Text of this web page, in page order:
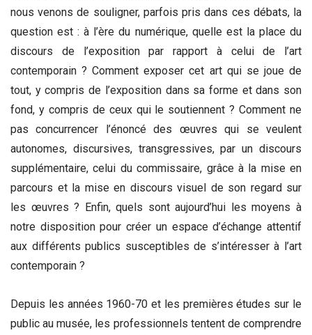
nous venons de souligner, parfois pris dans ces débats, la
question est : à l’ère du numérique, quelle est la place du
discours de l’exposition par rapport à celui de l’art
contemporain ? Comment exposer cet art qui se joue de
tout, y compris de l’exposition dans sa forme et dans son
fond, y compris de ceux qui le soutiennent ? Comment ne
pas concurrencer l’énoncé des œuvres qui se veulent
autonomes, discursives, transgressives, par un discours
supplémentaire, celui du commissaire, grâce à la mise en
parcours et la mise en discours visuel de son regard sur
les œuvres ? Enfin, quels sont aujourd’hui les moyens à
notre disposition pour créer un espace d’échange attentif
aux différents publics susceptibles de s’intéresser à l’art
contemporain ?
Depuis les années 1960-70 et les premières études sur le
public au musée, les professionnels tentent de comprendre